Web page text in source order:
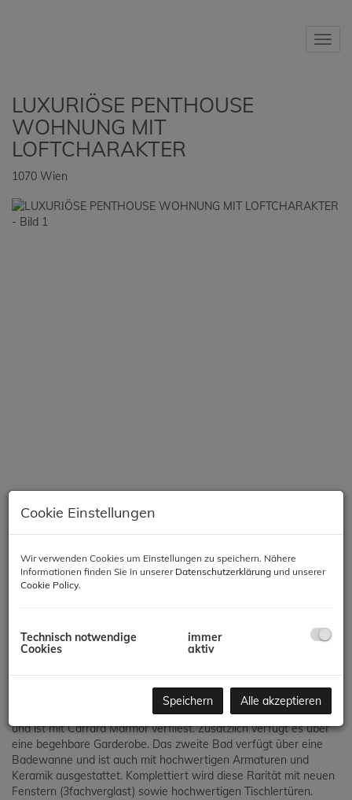
LUXURIÖSE PENTHOUSE
WOHNUNG MIT
LOFTCHARAKTER
1070 Wien
Beschreibung
wunderschönen Altbau bietet 4 Zimmer auf 155m² und eine
Ausstattung, die auch den höchsten Ansprüchen gerecht wird.
Schlafzimmer bietet ein en-suite Bad mit bodenebener
Regendusche aus Echtglas, hochwertigen Designer Armaturen
und ist mit Carrara Marmor verfliest. Zusätzlich verfügt es über
eine begehbare Garderobe. Das zweite Bad verfügt über eine
Badewanne und ist auch mit hochwertigen Armaturen und
Keramik ausgestattet. Komplettiert wird diese Rarität mit neuen
Fenstern (3fachverglast) sowie hochwertigen Tischlertüren.
Cookie Einstellungen
Wir verwenden Cookies um Einstellungen zu speichern. Nähere
Informationen finden Sie in unserer Datenschutzerklärung und unserer
Cookie Policy.
Technisch notwendige
Cookies
immer
aktiv
Speichern Alle akzeptieren